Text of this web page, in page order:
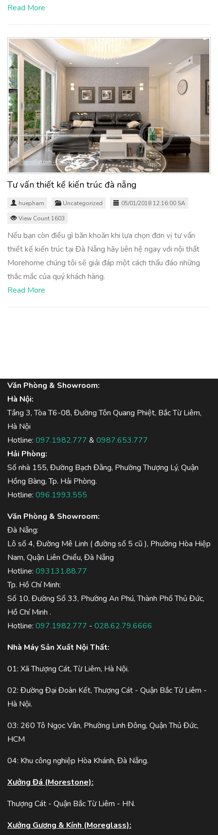
Read More
Tư vấn thiết kế kiến trúc đà nẵng
huepham Uncategorized
05/01/2018 12:16:00 SA
View Count 1603
Nếu bạn còn điều gì băn khoăn khi lựa chọn đơn vị tư vấn
thiết kế kiến trúc tại Đà Nẵng hãy liên hệ ngay với nội thất
Morehome chúng tôi sẽ giải đáp một cách thấu đáo những
thắc mắc của quý khách hàng.
Read More
Văn Phòng & Showroom:
Hà Nội:
Tầng 3, Tòa T6-08, Đường Tôn Quang Phiệt, Bắc Từ Liêm,
Hà Nội
Hotline: 097.1982.777 & 0987.653.777
Hải Phòng:
Số nhà 155, Đường Bạch Đằng, Phường Thượng Lý, Quận
Hồng Bàng, Tp. Hải Phòng.
Hotline: 096.1993.555
Văn Phòng & Showroom:
Đà Nẵng:
Lô số 4, Đường Mê Linh ( đường số 5 cũ ), Phường Hòa Hiệp
Nam, Quận Liên Chiểu, Đà Nẵng
Hotline: 093131.88.77
Tp. Hồ Chí Minh:
Số 10, Đường Số 33, Phường An Phú, Thành Phố Thủ Đức,
Hồ Chí Minh .
Hotline: 097.1982.777 - 028.62.79.6666
Nhà Máy Sản Xuất Nội Thất:
01: Xã Thượng Cát, Từ Liêm, Hà Nội.
02: Đường Đại Đoàn Kết, Thượng Cát - Quận Bắc Từ Liêm -
Hà Nội.
03: 260 Tô Ngọc Vân, Phường Linh Đông, Quận Thủ Đức,
HCM
04: Khu công nghiệp Hòa Khánh, Đà Nẵng.
Xưởng Đá (Morestone):
Thượng Cát - Quận Bắc Từ Liêm - HN.
Xưởng Gương & Kính (Moreglass):